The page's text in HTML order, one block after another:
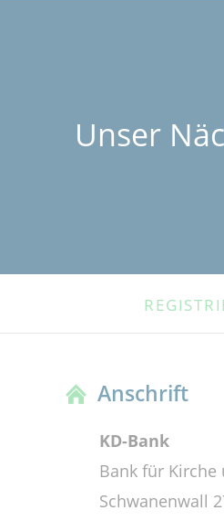
Unser
Anschrift
KD-Bank
Bank für Kirche
Schwanenwall